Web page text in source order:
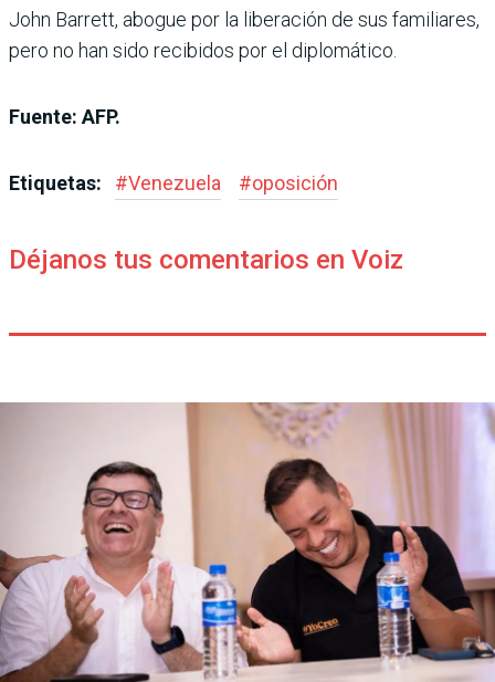
John Barrett, abogue por la liberación de sus familiares,
pero no han sido recibidos por el diplomático.
Fuente: AFP.
Etiquetas: #Venezuela #oposición
Déjanos tus comentarios en Voiz